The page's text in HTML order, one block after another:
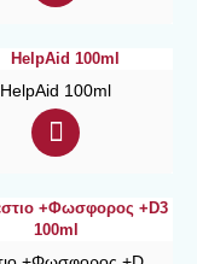
HelpAid 100ml